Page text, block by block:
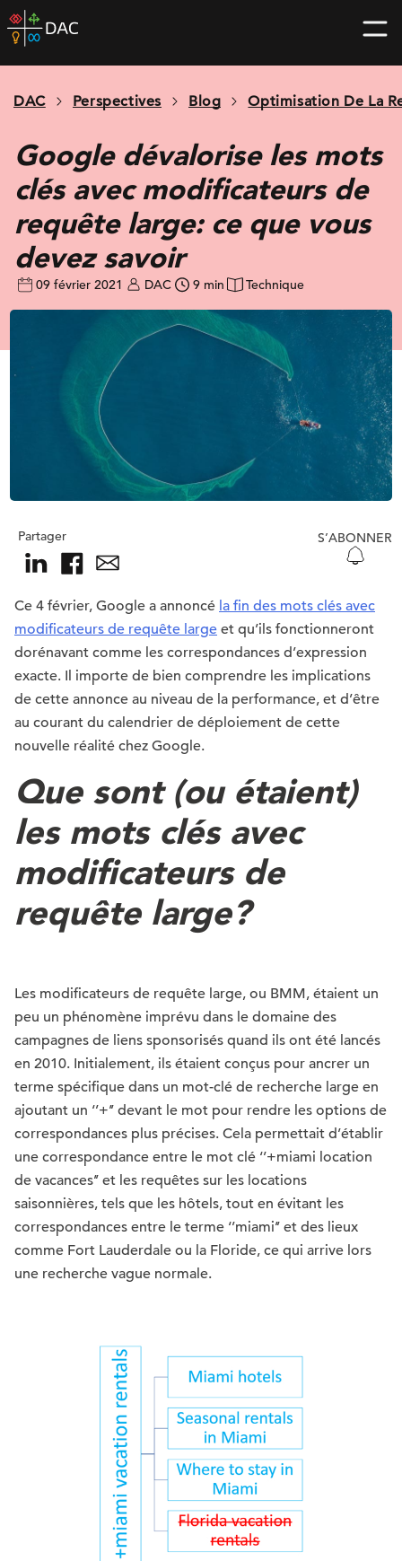
Skip
to
home
DAC Perspectives Blog Optimisation De La
Google dévalorise les mots
clés avec modificateurs de
requête large: ce que vous
devez savoir
09 février 2021 DAC 9 min Technique
Partager S’ABONNER
Ce 4 février, Google a annoncé la fin des mots clés avec
modificateurs de requête large et qu’ils fonctionneront
dorénavant comme les correspondances d’expression
exacte. Il importe de bien comprendre les implications
de cette annonce au niveau de la performance, et d’être
au courant du calendrier de déploiement de cette
nouvelle réalité chez Google.
Que sont (ou étaient)
les mots clés avec
modificateurs de
requête large?
Les modificateurs de requête large, ou BMM, étaient un
peu un phénomène imprévu dans le domaine des
campagnes de liens sponsorisés quand ils ont été lancés
en 2010. Initialement, ils étaient conçus pour ancrer un
terme spécifique dans un mot-clé de recherche large en
ajoutant un ‘’+’’ devant le mot pour rendre les options de
correspondances plus précises. Cela permettait d’établir
une correspondance entre le mot clé ‘’+miami location
de vacances’’ et les requêtes sur les locations
saisonnières, tels que les hôtels, tout en évitant les
correspondances entre le terme ‘’miami’’ et des lieux
comme Fort Lauderdale ou la Floride, ce qui arrive lors
une recherche vague normale.